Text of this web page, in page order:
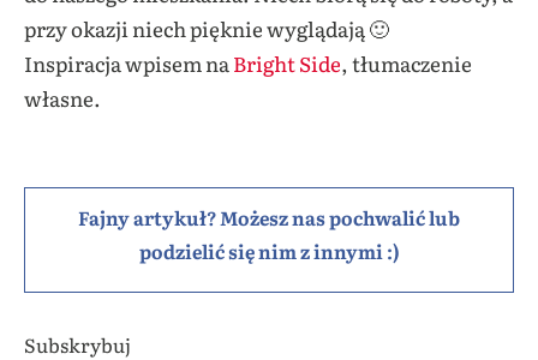
przy okazji niech pięknie wyglądają 🙂
Inspiracja wpisem na Bright Side, tłumaczenie
własne.
Fajny artykuł? Możesz nas pochwalić lub
podzielić się nim z innymi :)
Subskrybuj